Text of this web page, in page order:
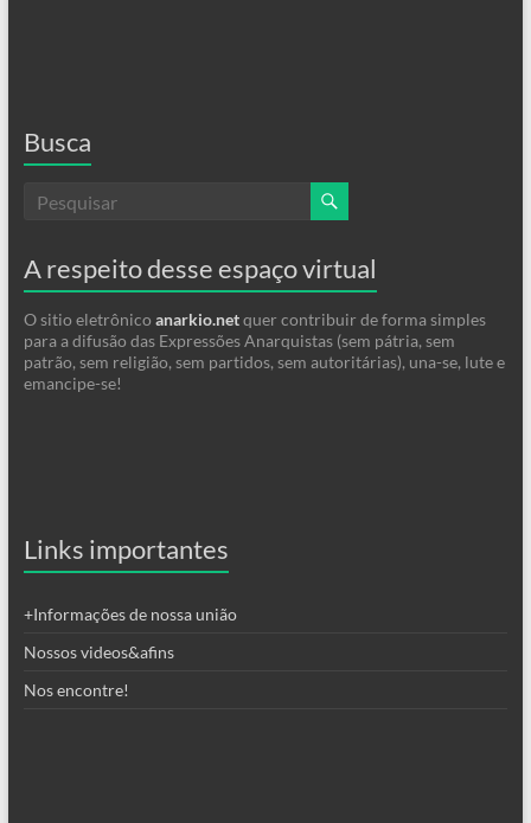
Busca
A respeito desse espaço virtual
O sitio eletrônico anarkio.netquer contribuir de forma simples
para a difusão das Expressões Anarquistas (sem pátria, sem
patrão, sem religião, sem partidos, sem autoritárias), una-se, lute e
emancipe-se!
Links importantes
+Informações de nossa união
Nossos videos&afins
Nos encontre!